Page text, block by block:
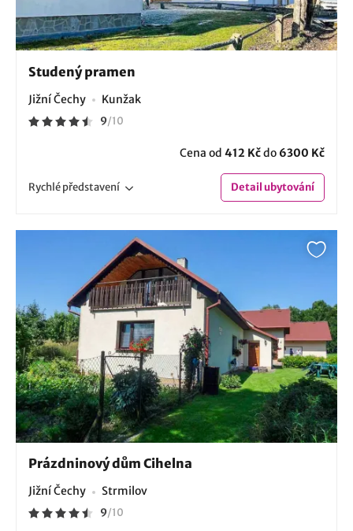
Studený pramen
Jižní Čechy Kunžak
9/10
Cena od 412 Kčdo 6300 Kč
Rychlépředstavení Detailubytování
Prázdninový dům Cihelna
Jižní Čechy Strmilov
9/10